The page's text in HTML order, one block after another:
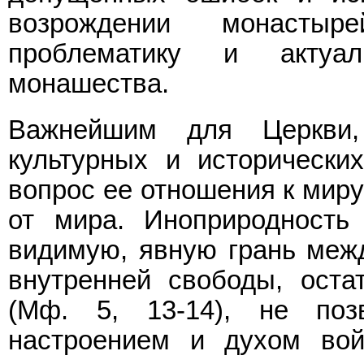
возрождении
проблематику и
монашества.
Важнейшим для
культурных и
вопрос ее отношения к
от мира.
видимую, явную грань
внутренней свободы,
(Мф. 5, 13-14), не
настроением и духом